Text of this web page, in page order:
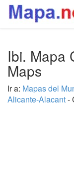
Ibi. Mapa
Maps
Ir a: Mapas del
Alicante-Alacant-